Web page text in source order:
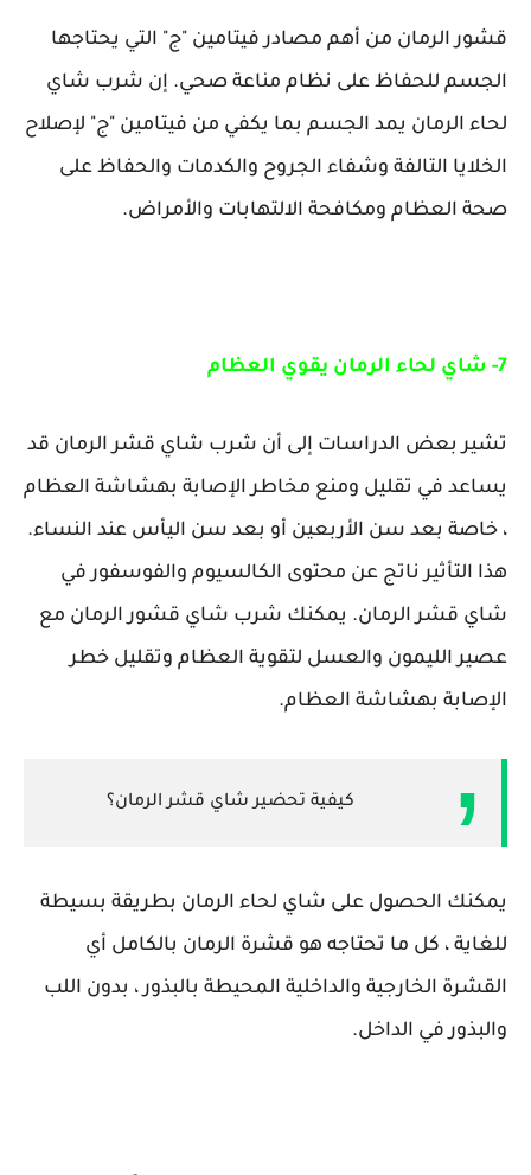
قشور الرمان من أهم مصادر فيتامين "ج" التي يحتاجها
الجسم للحفاظ على نظام مناعة صحي. إن شرب شاي
لحاء الرمان يمد الجسم بما يكفي من فيتامين "ج" لإصلاح
الخلايا التالفة وشفاء الجروح والكدمات والحفاظ على
صحة العظام ومكافحة الالتهابات والأمراض.
7- شاي لحاء الرمان يقوي العظام
تشير بعض الدراسات إلى أن شرب شاي قشر الرمان قد
يساعد في تقليل ومنع مخاطر الإصابة بهشاشة العظام
، خاصة بعد سن الأربعين أو بعد سن اليأس عند النساء.
هذا التأثير ناتج عن محتوى الكالسيوم والفوسفور في
شاي قشر الرمان. يمكنك شرب شاي قشور الرمان مع
عصير الليمون والعسل لتقوية العظام وتقليل خطر
الإصابة بهشاشة العظام.
كيفية تحضير شاي قشر الرمان؟
يمكنك الحصول على شاي لحاء الرمان بطريقة بسيطة
للغاية ، كل ما تحتاجه هو قشرة الرمان بالكامل أي
القشرة الخارجية والداخلية المحيطة بالبذور ، بدون اللب
والبذور في الداخل.